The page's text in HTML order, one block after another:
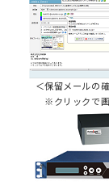
＜保留メールの
※クリックで